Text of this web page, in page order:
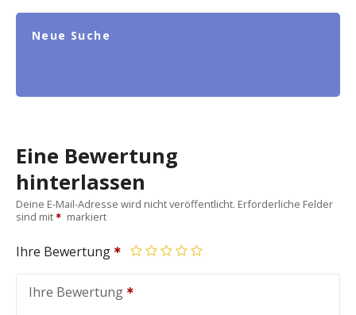
Neue Suche
Eine Bewertung
hinterlassen
Deine E-Mail-Adresse wird nicht veröffentlicht. Erforderliche Felder
sind mit
markiert
Ihre Bewertung
Ihre Bewertung